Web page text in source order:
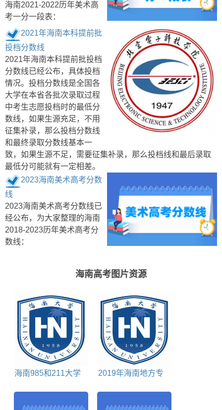
海南2021-2022历年美术高
考一分一段表：
2021年海南本科提前批
投档分数线
2021年海南本科提前批投档
分数线已经公布，具体投档
情况。投档分数线是全国各
大学在本省各批次录取过程
中考生志愿投档时的最低分
数线，如果生源充足，不用
征集补录，那么投档分数线
和最终录取分数线基本一
致，如果生源不足，需要征集补录，那么投档线和最后录取
最低分可能就有一定相差。
2023海南美术高考分数
线
2023海南美术高考分数线已
经公布，为大家整理的海南
2018-2023历年美术高考分
数线：
海南高考图片资源
海南985和211大学
2019年海南地方专